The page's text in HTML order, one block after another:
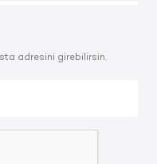
adresini girebilirsin.